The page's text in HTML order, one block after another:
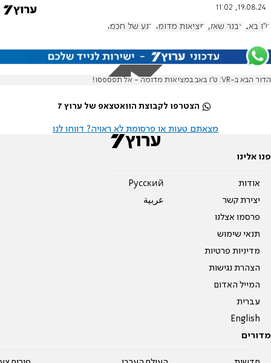
19.08.24, 11:02
ט"ו באב אבנר שאקי מציאות מדומה רגע של חכמה
הדור הבא ב-VR: ט"ו באב במציאות מדומה - אל תפספסו!
הצטרפו לקבוצת הוואטצאפ של ערוץ 7
מצאתם טעות או פרסומת לא ראויה? דווחו לנו
פנו אלינו
אודות
יצירת קשר
פרסמו אצלנו
תנאי שימוש
מדיניות פרטיות
הצהרת נגישות
המייל האדום
עברית
English
Pусский
عربية
מדורים